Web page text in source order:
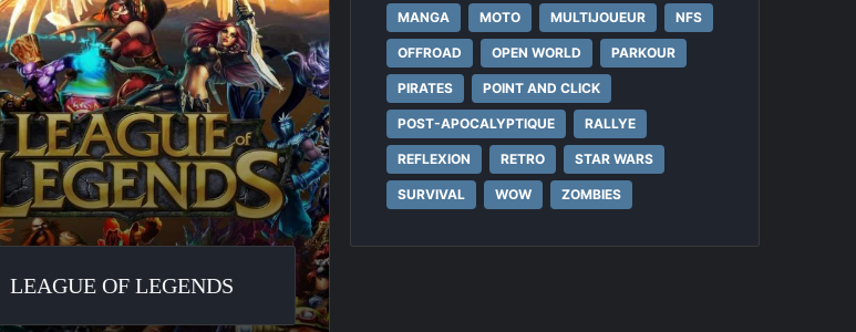
LEAGUE OF LEGENDS
MANGA MOTO MULTIJOUEUR NFS
OFFROAD OPEN WORLD PARKOUR
PIRATES POINT AND CLICK
POST-APOCALYPTIQUE RALLYE
REFLEXION RETRO STAR WARS
SURVIVAL WOW ZOMBIES